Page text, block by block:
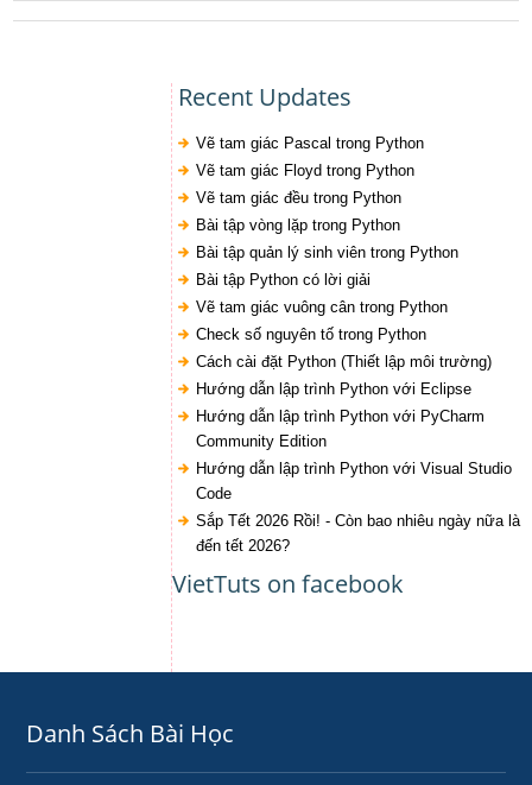
Recent Updates
Vẽ tam giác Pascal trong Python
Vẽ tam giác Floyd trong Python
Vẽ tam giác đều trong Python
Bài tập vòng lặp trong Python
Bài tập quản lý sinh viên trong Python
Bài tập Python có lời giải
Vẽ tam giác vuông cân trong Python
Check số nguyên tố trong Python
Cách cài đặt Python (Thiết lập môi trường)
Hướng dẫn lập trình Python với Eclipse
Hướng dẫn lập trình Python với PyCharm
Community Edition
Hướng dẫn lập trình Python với Visual Studio
Code
Sắp Tết 2026 Rồi! - Còn bao nhiêu ngày nữa là
đến tết 2026?
VietTuts on facebook
Danh Sách Bài Học